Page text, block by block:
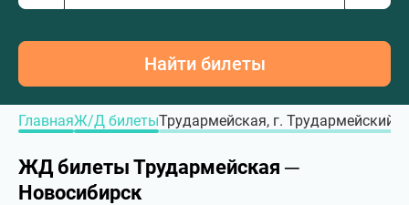
Найти билеты
ГлавнаяЖ/Д билетыТрудармейская, г. Трудармейский
ЖД билеты Трудармейская ─
Новосибирск